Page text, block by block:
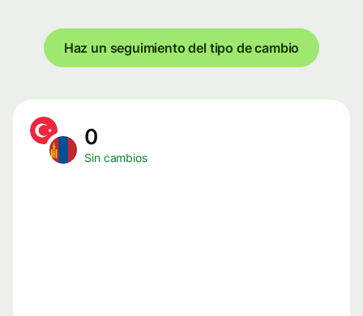
Haz un seguimiento del tipo de cambio
0
Sin cambios